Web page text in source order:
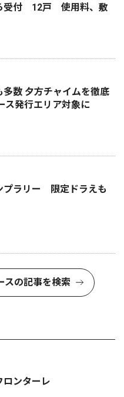
受付 12戸 使用料、敷
数 夕方チャイムを徹底
ス発行エリア対象に
プラリー 限定ドラえも
スの記事を検索
ロンターレ